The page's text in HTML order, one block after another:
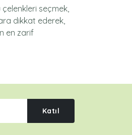
çelenkleri seçmek,
dikkat ederek,
en zarif
Katıl